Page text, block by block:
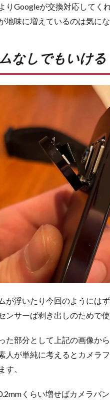
りGoogleが交換対応してく
地味に増えているのは気にな
なしでもいける
が浮いたり今回のようには
ンサーば剥き出しのためで
た部分として上記の画像か
人が単純に考えるとカメラ
す。
くらい増せばカメラバ